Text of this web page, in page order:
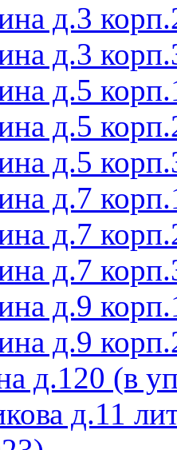
д.3
д.3
д.5
д.5
д.5
д.7
д.7
д.7
д.9
д.9
д.120 (в
д.11